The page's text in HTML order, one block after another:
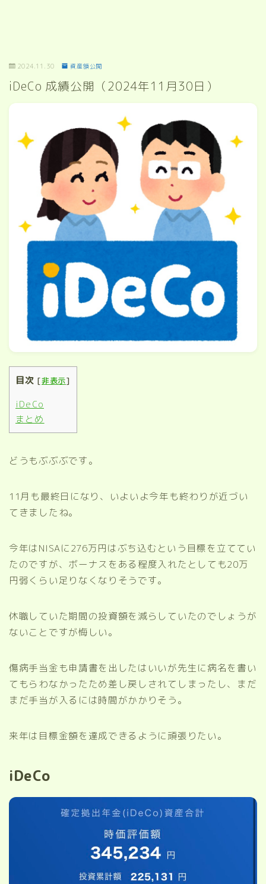
2024.11.30 資産額公開
iDeCo 成績公開（2024年11月30日）
目次 [非表示]
iDeCo
まとめ
どうもぶぶぶです。
11月も最終日になり、いよいよ今年も終わりが近づい
てきましたね。
今年はNISAに276万円はぶち込むという目標を立ててい
たのですが、ボーナスをある程度入れたとしても20万
円弱くらい足りなくなりそうです。
休職していた期間の投資額を減らしていたのでしょうが
ないことですが悔しい。
傷病手当金も申請書を出したはいいが先生に病名を書い
てもらわなかったため差し戻しされてしまったし、まだ
まだ手当が入るには時間がかかりそう。
来年は目標金額を達成できるように頑張りたい。
iDeCo